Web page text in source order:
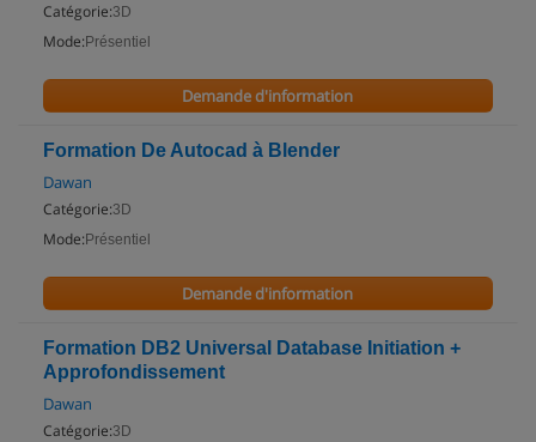
Catégorie:3D
Mode: Présentiel
Demande d'information
Formation De Autocad à Blender
Dawan
Catégorie:3D
Mode: Présentiel
Demande d'information
Formation DB2 Universal Database Initiation +
Approfondissement
Dawan
Catégorie:3D